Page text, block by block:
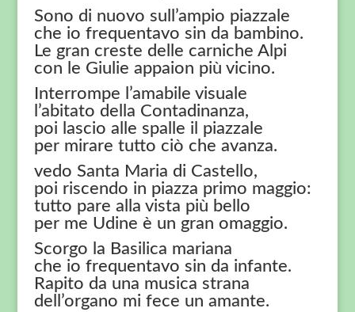
Sono di nuovo sull’ampio piazzale
che io frequentavo sin da bambino.
Le gran creste delle carniche Alpi
con le Giulie appaion più vicino.
Interrompe l’amabile visuale
l’abitato della Contadinanza,
poi lascio alle spalle il piazzale
per mirare tutto ciò che avanza.
vedo Santa Maria di Castello,
poi riscendo in piazza primo maggio:
tutto pare alla vista più bello
per me Udine è un gran omaggio.
Scorgo la Basilica mariana
che io frequentavo sin da infante.
Rapito da una musica strana
dell’organo mi fece un amante.